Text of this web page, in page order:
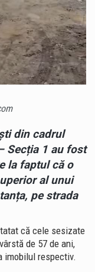
din cadrul
Secția 1 au fost
la faptul că o
al unui
pe strada
că cele sesizate
de 57 de ani,
imobilul respectiv.